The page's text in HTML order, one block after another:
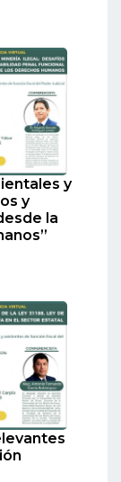
y
y
la